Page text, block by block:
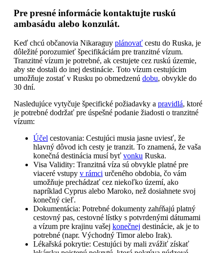
Pre presné informácie kontaktujte ruskú
ambasádu alebo konzulát.
Keď chcú občanovia Nikaraguy plánovať cestu do Ruska, je
dôležité porozumieť špecifikáciám pre tranzitné vízum.
Tranzitné vízum je potrebné, ak cestujete cez ruskú územie,
aby ste dostali do inej destinácie. Toto vízum cestujúcim
umožňuje zostať v Rusku po obmedzenú dobu, obvykle do
30 dní.
Nasledujúce vytyčuje špecifické požiadavky a pravidlá, ktoré
je potrebné dodržať pre úspešné podanie žiadosti o tranzitné
vízum:
Účel cestovania: Cestujúci musia jasne uviesť, že
hlavný dôvod ich cesty je tranzit. To znamená, že vaša
konečná destinácia musí byť vonku Ruska.
Visa Validity: Tranzitná víza sú obvykle platné pre
viaceré vstupy v rámci určeného obdobia, čo vám
umožňuje prechádzať cez niekoľko území, ako
napríklad Cyprus alebo Maroko, než dosiahnete svoj
konečný cieľ.
Dokumentácia: Potrebné dokumenty zahŕňajú platný
cestovný pas, cestovné lístky s potvrdenými dátumami
a vízum pre krajinu vašej konečnej destinácie, ak je to
potrebné (napr. Východný Timor alebo Irak).
Lékařská pokrytie: Cestujúci by mali zvážiť získať